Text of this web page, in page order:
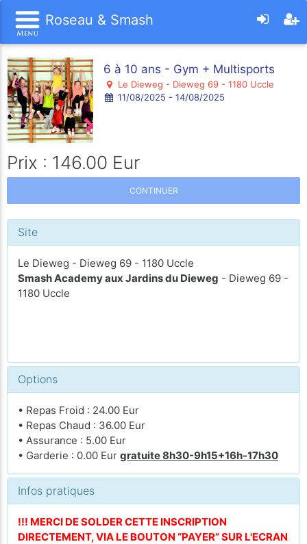
Roseau & Smash
6 à 10 ans - Gym + Multisports
Le Dieweg - Dieweg 69 - 1180 Uccle
11/08/2025 - 14/08/2025
Prix : 146.00 Eur
CONTINUER
Site
Le Dieweg - Dieweg 69 - 1180 Uccle
Smash Academy aux Jardins du Dieweg - Dieweg 69 -
1180 Uccle
Options
• Repas Froid : 24.00 Eur
• Repas Chaud : 36.00 Eur
• Assurance : 5.00 Eur
• Garderie : 0.00 Eur gratuite 8h30-9h15+16h-17h30
Infos pratiques
!!! MERCI DE SOLDER CETTE INSCRIPTION
DIRECTEMENT, VIA LE BOUTON “PAYER” SUR L'ECRAN